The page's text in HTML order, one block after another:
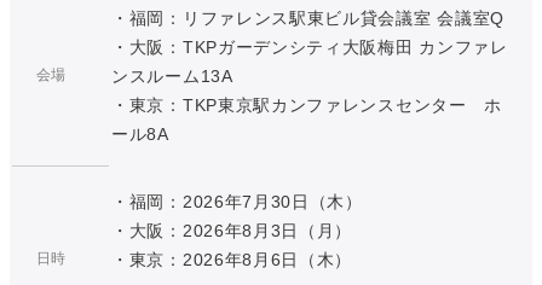
会場
・福岡：リファレンス駅東ビル貸会議室 会議室Q
・大阪：TKPガーデンシティ大阪梅田 カンファレ
ンスルーム13A
・東京：TKP東京駅カンファレンスセンター ホ
ール8A
日時
・福岡：2026年7月30日（木）
・大阪：2026年8月3日（月）
・東京：2026年8月6日（木）